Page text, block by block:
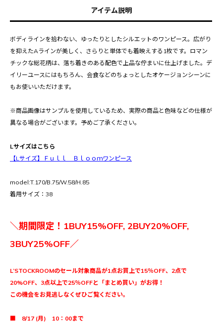
アイテム説明
ボディラインを拾わない、ゆったりとしたシルエットのワンピース。広がり
を抑えたAラインが美しく、さらりと単体でも着映えする1枚です。ロマン
チックな総花柄は、落ち着きのある配色で上品な佇まいに仕上げました。デ
イリーユースにはもちろん、会食などのちょっとしたオケージョンシーンに
もお使いいただけます。
※商品画像はサンプルを使用しているため、実際の商品と色味などの仕様が
異なる場合がございます。予めご了承ください。
Lサイズはこちら
【Lサイズ】Ｆｕｌｌ Ｂｌｏｏｍワンピース
model:T.170/B.75/W.58/H.85
着用サイズ：38
＼期間限定！1BUY15%OFF, 2BUY20%OFF,
3BUY25%OFF／
L’STOCKROOMのセール対象商品が1点お買上で15％OFF、2点で
20%OFF、3点以上で25％OFFと「まとめ買い」がお得！
この機会をお見逃しなくぜひご覧ください。
■ 8/17 (月) 10：00まで